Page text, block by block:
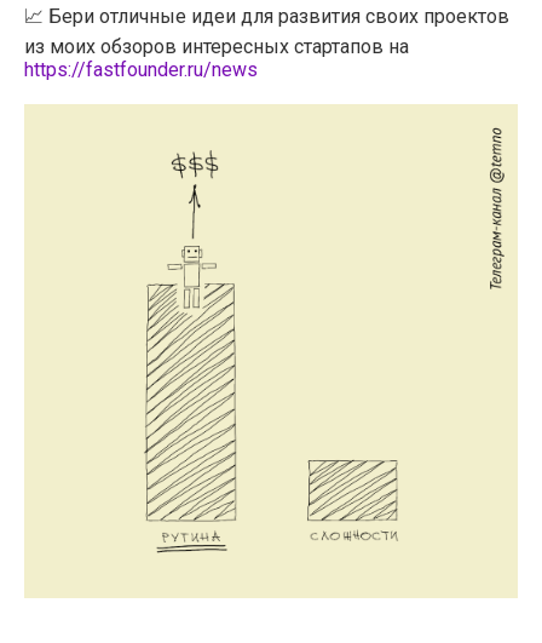
📈 Бери отличные идеи для развития своих проектов
из моих обзоров интересных стартапов на
https://fastfounder.ru/news